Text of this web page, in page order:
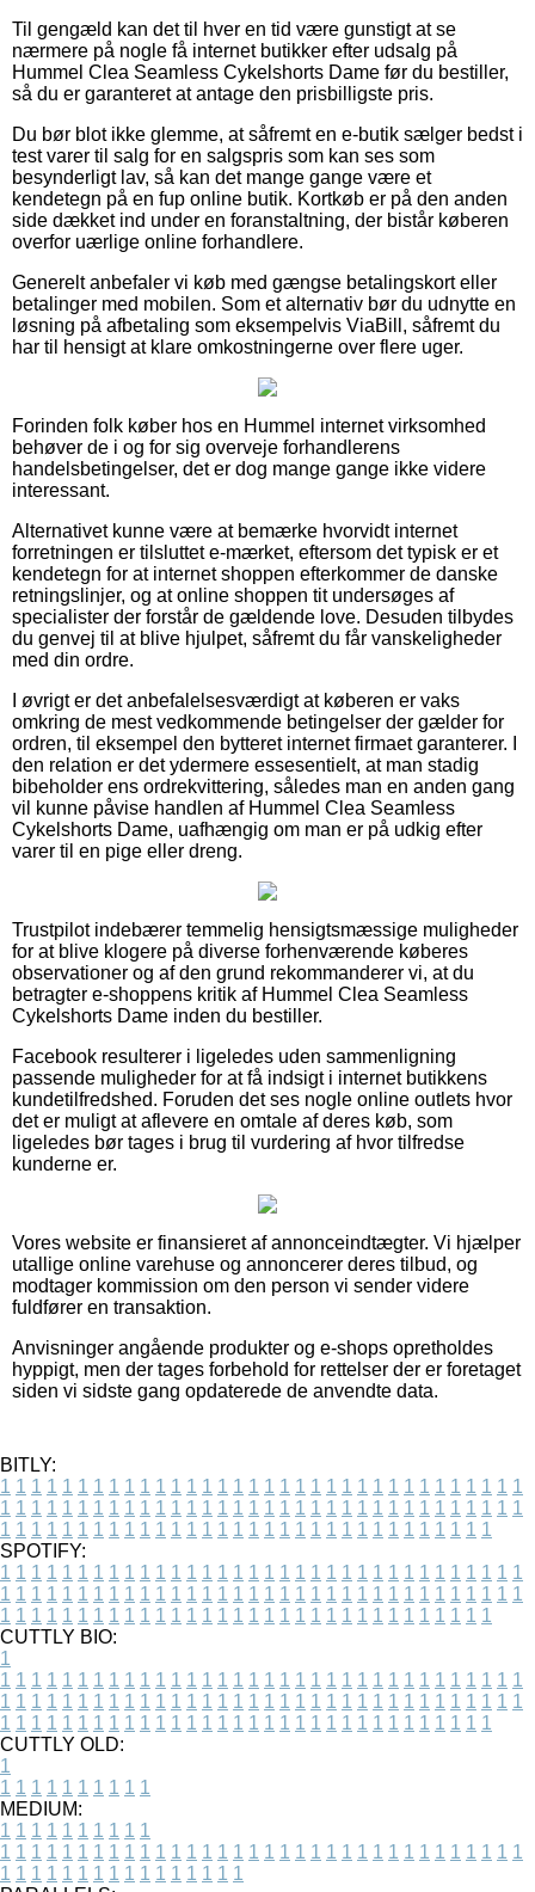
Til gengæld kan det til hver en tid være gunstigt at se
nærmere på nogle få internet butikker efter udsalg på
Hummel Clea Seamless Cykelshorts Dame før du bestiller,
så du er garanteret at antage den prisbilligste pris.
Du bør blot ikke glemme, at såfremt en e-butik sælger bedst i
test varer til salg for en salgspris som kan ses som
besynderligt lav, så kan det mange gange være et
kendetegn på en fup online butik. Kortkøb er på den anden
side dækket ind under en foranstaltning, der bistår køberen
overfor uærlige online forhandlere.
Generelt anbefaler vi køb med gængse betalingskort eller
betalinger med mobilen. Som et alternativ bør du udnytte en
løsning på afbetaling som eksempelvis ViaBill, såfremt du
har til hensigt at klare omkostningerne over flere uger.
Forinden folk køber hos en Hummel internet virksomhed
behøver de i og for sig overveje forhandlerens
handelsbetingelser, det er dog mange gange ikke videre
interessant.
Alternativet kunne være at bemærke hvorvidt internet
forretningen er tilsluttet e-mærket, eftersom det typisk er et
kendetegn for at internet shoppen efterkommer de danske
retningslinjer, og at online shoppen tit undersøges af
specialister der forstår de gældende love. Desuden tilbydes
du genvej til at blive hjulpet, såfremt du får vanskeligheder
med din ordre.
I øvrigt er det anbefalelsesværdigt at køberen er vaks
omkring de mest vedkommende betingelser der gælder for
ordren, til eksempel den bytteret internet firmaet garanterer. I
den relation er det ydermere essesentielt, at man stadig
bibeholder ens ordrekvittering, således man en anden gang
vil kunne påvise handlen af Hummel Clea Seamless
Cykelshorts Dame, uafhængig om man er på udkig efter
varer til en pige eller dreng.
Trustpilot indebærer temmelig hensigtsmæssige muligheder
for at blive klogere på diverse forhenværende køberes
observationer og af den grund rekommanderer vi, at du
betragter e-shoppens kritik af Hummel Clea Seamless
Cykelshorts Dame inden du bestiller.
Facebook resulterer i ligeledes uden sammenligning
passende muligheder for at få indsigt i internet butikkens
kundetilfredshed. Foruden det ses nogle online outlets hvor
det er muligt at aflevere en omtale af deres køb, som
ligeledes bør tages i brug til vurdering af hvor tilfredse
kunderne er.
Vores website er finansieret af annonceindtægter. Vi hjælper
utallige online varehuse og annoncerer deres tilbud, og
modtager kommission om den person vi sender videre
fuldfører en transaktion.
Anvisninger angående produkter og e-shops opretholdes
hyppigt, men der tages forbehold for rettelser der er foretaget
siden vi sidste gang opdaterede de anvendte data.
BITLY:
1 1 1 1 1 1 1 1 1 1 1 1 1 1 1 1 1 1 1 1 1 1 1 1 1 1 1 1 1 1 1 1 1 1
1 1 1 1 1 1 1 1 1 1 1 1 1 1 1 1 1 1 1 1 1 1 1 1 1 1 1 1 1 1 1 1 1 1
1 1 1 1 1 1 1 1 1 1 1 1 1 1 1 1 1 1 1 1 1 1 1 1 1 1 1 1 1 1 1 1
SPOTIFY:
1 1 1 1 1 1 1 1 1 1 1 1 1 1 1 1 1 1 1 1 1 1 1 1 1 1 1 1 1 1 1 1 1 1
1 1 1 1 1 1 1 1 1 1 1 1 1 1 1 1 1 1 1 1 1 1 1 1 1 1 1 1 1 1 1 1 1 1
1 1 1 1 1 1 1 1 1 1 1 1 1 1 1 1 1 1 1 1 1 1 1 1 1 1 1 1 1 1 1 1
CUTTLY BIO:
1
1 1 1 1 1 1 1 1 1 1 1 1 1 1 1 1 1 1 1 1 1 1 1 1 1 1 1 1 1 1 1 1 1 1
1 1 1 1 1 1 1 1 1 1 1 1 1 1 1 1 1 1 1 1 1 1 1 1 1 1 1 1 1 1 1 1 1 1
1 1 1 1 1 1 1 1 1 1 1 1 1 1 1 1 1 1 1 1 1 1 1 1 1 1 1 1 1 1 1 1
CUTTLY OLD:
1
1 1 1 1 1 1 1 1 1 1
MEDIUM:
1 1 1 1 1 1 1 1 1 1
1 1 1 1 1 1 1 1 1 1 1 1 1 1 1 1 1 1 1 1 1 1 1 1 1 1 1 1 1 1 1 1 1 1
1 1 1 1 1 1 1 1 1 1 1 1 1 1 1 1